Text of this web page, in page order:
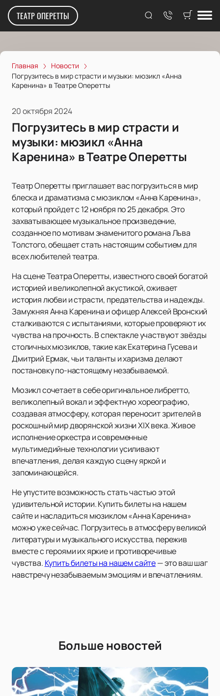
ТЕАТР ОПЕРЕТТЫ
Главная
Новости
Погрузитесь в мир страсти и музыки: мюзикл «Анна
Каренина» в Театре Оперетты
20 октября 2024
Погрузитесь в мир страсти и
музыки: мюзикл «Анна
Каренина» в Театре Оперетты
Театр Оперетты приглашает вас погрузиться в мир
блеска и драматизма с мюзиклом «Анна Каренина»,
который пройдет с 12 ноября по 25 декабря. Это
захватывающее музыкальное произведение,
созданное по мотивам знаменитого романа Льва
Толстого, обещает стать настоящим событием для
всех любителей театра.
На сцене Театра Оперетты, известного своей богатой
историей и великолепной акустикой, оживает
история любви и страсти, предательства и надежды.
Замужняя Анна Каренина и офицер Алексей Вронский
сталкиваются с испытаниями, которые проверяют их
чувства на прочность. В спектакле участвуют звёзды
столичных мюзиклов, такие как Екатерина Гусева и
Дмитрий Ермак, чьи таланты и харизма делают
постановку по-настоящему незабываемой.
Мюзикл сочетает в себе оригинальное либретто,
великолепный вокал и эффектную хореографию,
создавая атмосферу, которая переносит зрителей в
роскошный мир дворянской жизни XIX века. Живое
исполнение оркестра и современные
мультимедийные технологии усиливают
впечатления, делая каждую сцену яркой и
запоминающейся.
Не упустите возможность стать частью этой
удивительной истории. Купить билеты на нашем
сайте и насладиться мюзиклом «Анна Каренина»
можно уже сейчас. Погрузитесь в атмосферу великой
литературы и музыкального искусства, пережив
вместе с героями их яркие и противоречивые
чувства. Купить билеты на нашем сайте— это ваш шаг
навстречу незабываемым эмоциям и впечатлениям.
Больше новостей